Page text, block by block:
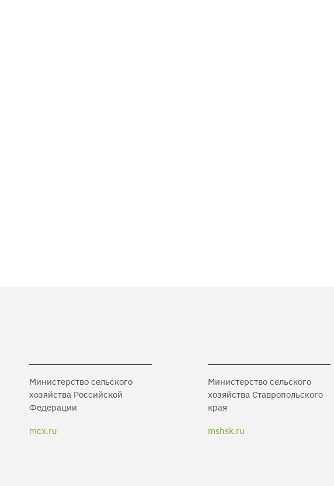
Министерство сельского
хозяйства Российской
Федерации
mcx.ru
Министерство сельского
хозяйства Ставропольского
края
mshsk.ru